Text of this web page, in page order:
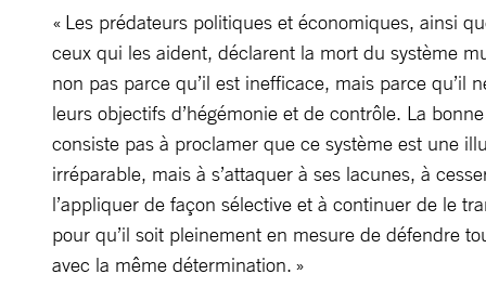
« Les prédateurs politiques et économiques, ainsi
ceux qui les aident, déclarent la mort du système
non pas parce qu’il est inefficace, mais parce qu’il
leurs objectifs d’hégémonie et de contrôle. La
consiste pas à proclamer que ce système est une
irréparable, mais à s’attaquer à ses lacunes, à
l’appliquer de façon sélective et à continuer de le
pour qu’il soit pleinement en mesure de défendre
avec la même détermination. »